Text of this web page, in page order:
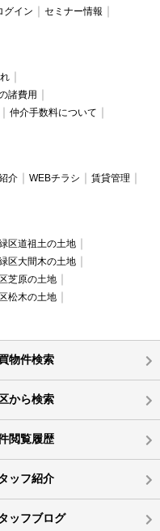
グイン
セミナー情報
諸費用
仲介手数料について
介 WEBチラシ
賃貸管理
区道祖土の土地
区大間木の土地
芝原の土地
松木の土地
物件検索
から検索
閲覧履歴
ッフ紹介
ッフブログ